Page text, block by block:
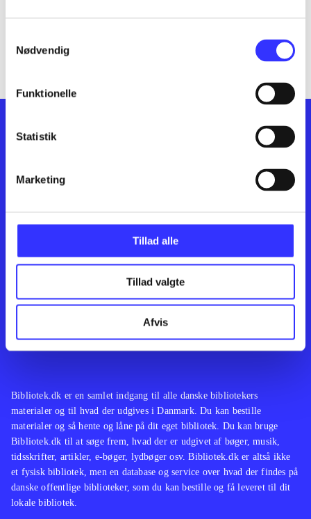
Nødvendig
Funktionelle
Statistik
Marketing
Tillad alle
Tillad valgte
Afvis
lorem ipsum dolor sit amet ...
Feedback
Bibliotek.dk er en samlet indgang til alle danske bibliotekers
materialer og til hvad der udgives i Danmark. Du kan bestille
materialer og så hente og låne på dit eget bibliotek. Du kan bruge
Bibliotek.dk til at søge frem, hvad der er udgivet af bøger, musik,
tidsskrifter, artikler, e-bøger, lydbøger osv. Bibliotek.dk er altså ikke
et fysisk bibliotek, men en database og service over hvad der findes på
danske offentlige biblioteker, som du kan bestille og få leveret til dit
lokale bibliotek.
Kontakt os
English
Artikler
Film
Musik
Noder